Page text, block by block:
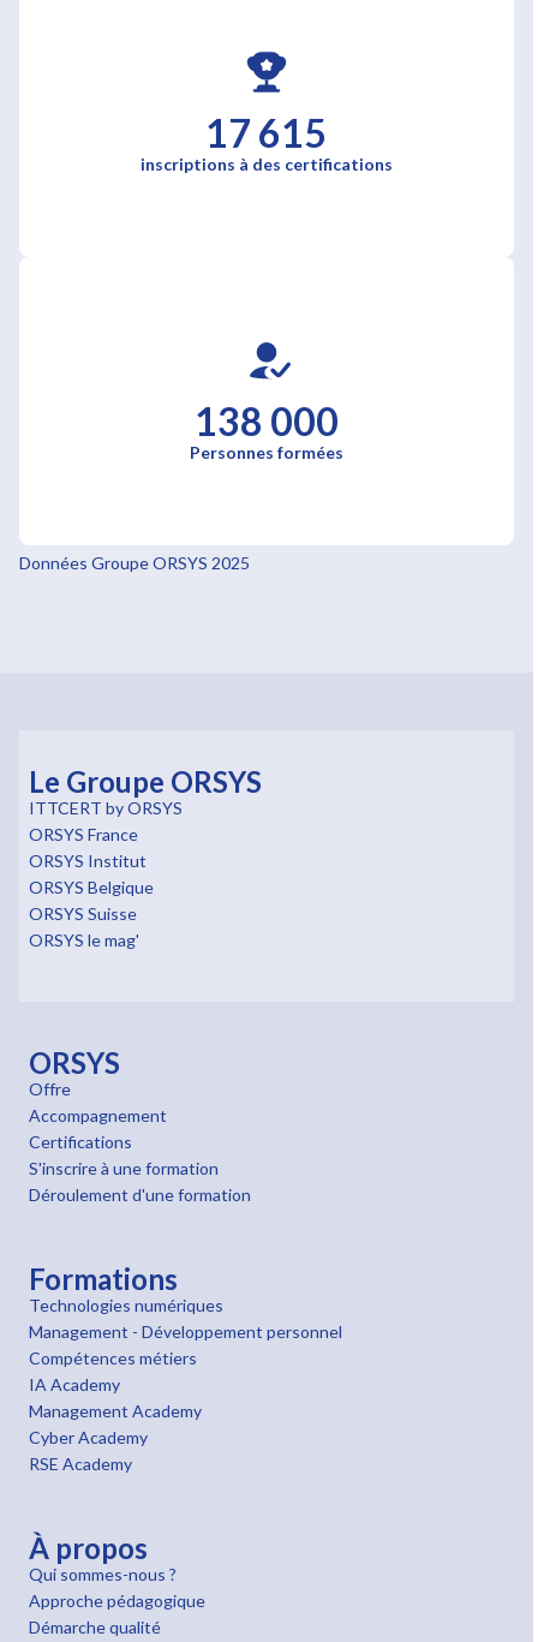
17 615
inscriptions à des certifications
138 000
Personnes formées
Données Groupe ORSYS 2025
Le Groupe ORSYS
ITTCERT by ORSYS
ORSYS France
ORSYS Institut
ORSYS Belgique
ORSYS Suisse
ORSYS le mag'
ORSYS
Offre
Accompagnement
Certifications
S'inscrire à une formation
Déroulement d'une formation
Formations
Technologies numériques
Management - Développement personnel
Compétences métiers
IA Academy
Management Academy
Cyber Academy
RSE Academy
À propos
Qui sommes-nous ?
Approche pédagogique
Démarche qualité